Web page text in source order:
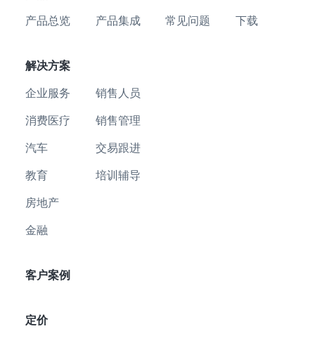
产品总览 产品集成 常见问题 下载
解决方案
企业服务
消费医疗
汽车
教育
房地产
金融
销售人员
销售管理
交易跟进
培训辅导
客户案例
定价